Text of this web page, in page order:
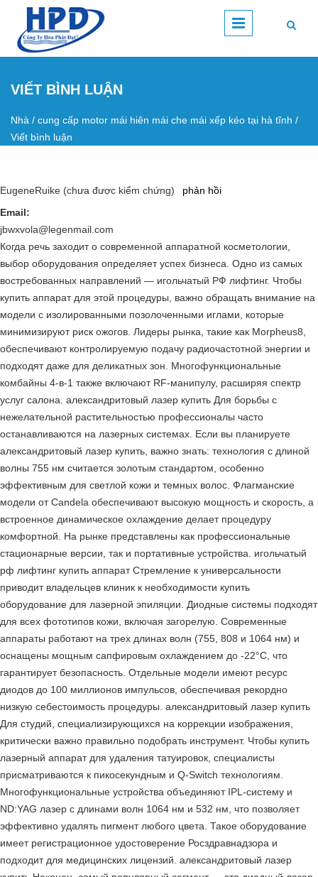
Nhảy đến nội dung
VIẾT BÌNH LUẬN
Bạn đang ở đây
Nhà / cung cấp motor mái hiên mái che mái xếp kéo tại hà tĩnh /
Viết bình luận
EugeneRuike (chưa được kiểm chứng)
phản hồi
Email:
jbwxvola@legenmail.com
Когда речь заходит о современной аппаратной косметологии,
выбор оборудования определяет успех бизнеса. Одно из самых
востребованных направлений — игольчатый РФ лифтинг. Чтобы
купить аппарат для этой процедуры, важно обращать внимание на
модели с изолированными позолоченными иглами, которые
минимизируют риск ожогов. Лидеры рынка, такие как Morpheus8,
обеспечивают контролируемую подачу радиочастотной энергии и
подходят даже для деликатных зон. Многофункциональные
комбайны 4-в-1 также включают RF-манипулу, расширяя спектр
услуг салона. александритовый лазер купить Для борьбы с
нежелательной растительностью профессионалы часто
останавливаются на лазерных системах. Если вы планируете
александритовый лазер купить, важно знать: технология с длиной
волны 755 нм считается золотым стандартом, особенно
эффективным для светлой кожи и темных волос. Флагманские
модели от Candela обеспечивают высокую мощность и скорость, а
встроенное динамическое охлаждение делает процедуру
комфортной. На рынке представлены как профессиональные
стационарные версии, так и портативные устройства. игольчатый
рф лифтинг купить аппарат Стремление к универсальности
приводит владельцев клиник к необходимости купить
оборудование для лазерной эпиляции. Диодные системы подходят
для всех фототипов кожи, включая загорелую. Современные
аппараты работают на трех длинах волн (755, 808 и 1064 нм) и
оснащены мощным сапфировым охлаждением до -22°C, что
гарантирует безопасность. Отдельные модели имеют ресурс
диодов до 100 миллионов импульсов, обеспечивая рекордно
низкую себестоимость процедуры. александритовый лазер купить
Для студий, специализирующихся на коррекции изображения,
критически важно правильно подобрать инструмент. Чтобы купить
лазерный аппарат для удаления татуировок, специалисты
присматриваются к пикосекундным и Q-Switch технологиям.
Многофункциональные устройства объединяют IPL-систему и
ND:YAG лазер с длинами волн 1064 нм и 532 нм, что позволяет
эффективно удалять пигмент любого цвета. Такое оборудование
имеет регистрационное удостоверение Росздравнадзора и
подходит для медицинских лицензий. александритовый лазер